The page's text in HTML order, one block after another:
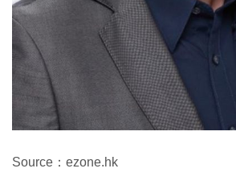
Source：ezone.hk